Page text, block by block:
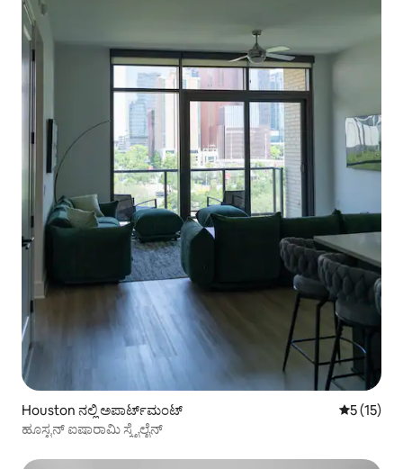
Houston ನಲ್ಲಿ ಅಪಾರ್ಟ್‌ಮಂಟ್ 5 ರಲ್ಲಿ 5
5 (15)
ಹೂಸ್ಟನ್ ಐಷಾರಾಮಿ ಸ್ಕೈಲೈನ್